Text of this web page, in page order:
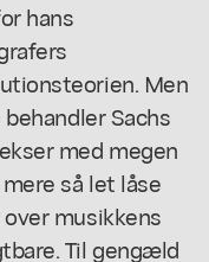
hans
Men
Sachs
med megen
så let låse
musikkens
Til gengæld